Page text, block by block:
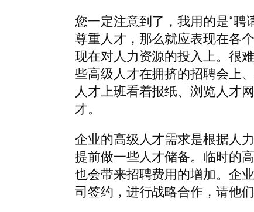
您一定注意到了，我用的是“聘
尊重人才，那么就应表现在各
现在对人力资源的投入上。很
些高级人才在拥挤的招聘会上
人才上班看着报纸、浏览人才
才。
企业的高级人才需求是根据人
提前做一些人才储备。临时的
也会带来招聘费用的增加。企
司签约，进行战略合作，请他们